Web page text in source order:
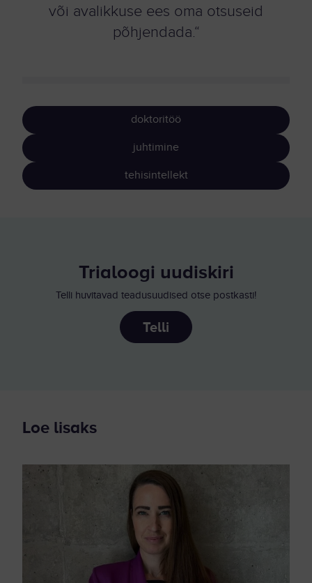
või avalikkuse ees oma otsuseid
põhjendada.“
doktoritöö
juhtimine
tehisintellekt
Trialoogi uudiskiri
Telli huvitavad teadusuudised otse postkasti!
Telli
Loe lisaks